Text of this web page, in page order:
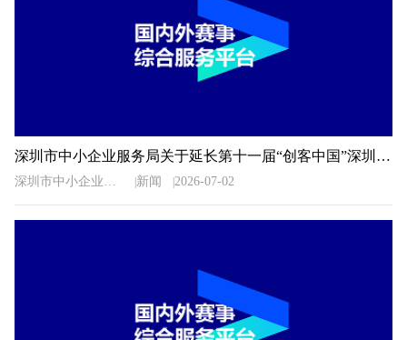
深圳市中小企业服务局关于延长第十一届“创客中国”深圳市中小企业创新创业大赛暨“专精特新”企业创新创业大赛报名时间的通知
深圳市中小企业服务局 新闻 2026-07-02